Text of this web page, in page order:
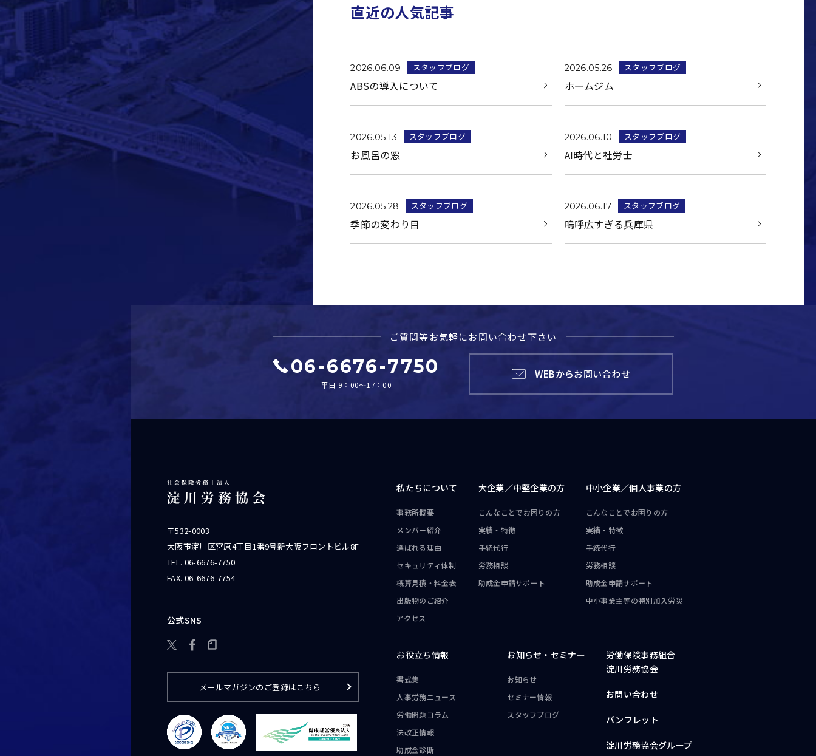
直近の人気記事
2026.06.09 スタッフブログ
ABSの導入について
2026.05.26 スタッフブログ
ホームジム
2026.05.13 スタッフブログ
お風呂の窓
2026.06.10 スタッフブログ
AI時代と社労士
2026.05.28 スタッフブログ
季節の変わり目
2026.06.17 スタッフブログ
嗚呼広すぎる兵庫県
ご質問等お気軽にお問い合わせ下さい
06-6676-7750
平日 9：00～17：00
WEBからお問い合わせ
〒532-0003
大阪市淀川区宮原4丁目1番9号新大阪フロントビル8F
TEL. 06-6676-7750
FAX. 06-6676-7754
公式SNS

メールマガジンのご登録はこちら
私たちについて
事務所概要
メンバー紹介
選ばれる理由
セキュリティ体制
概算見積・料金表
出版物のご紹介
アクセス
大企業／中堅企業の方
こんなことでお困りの方
実績・特徴
手続代行
労務相談
助成金申請サポート
中小企業／個人事業の方
こんなことでお困りの方
実績・特徴
手続代行
労務相談
助成金申請サポート
中小事業主等の特別加入労災
お役立ち情報
書式集
人事労務ニュース
労働問題コラム
法改正情報
助成金診断
お知らせ・ セミナー
お知らせ
セミナー情報
スタッフブログ
労働保険事務組合
淀川労務協会
お問い合わせ
パンフレット
淀川労務協会グループ